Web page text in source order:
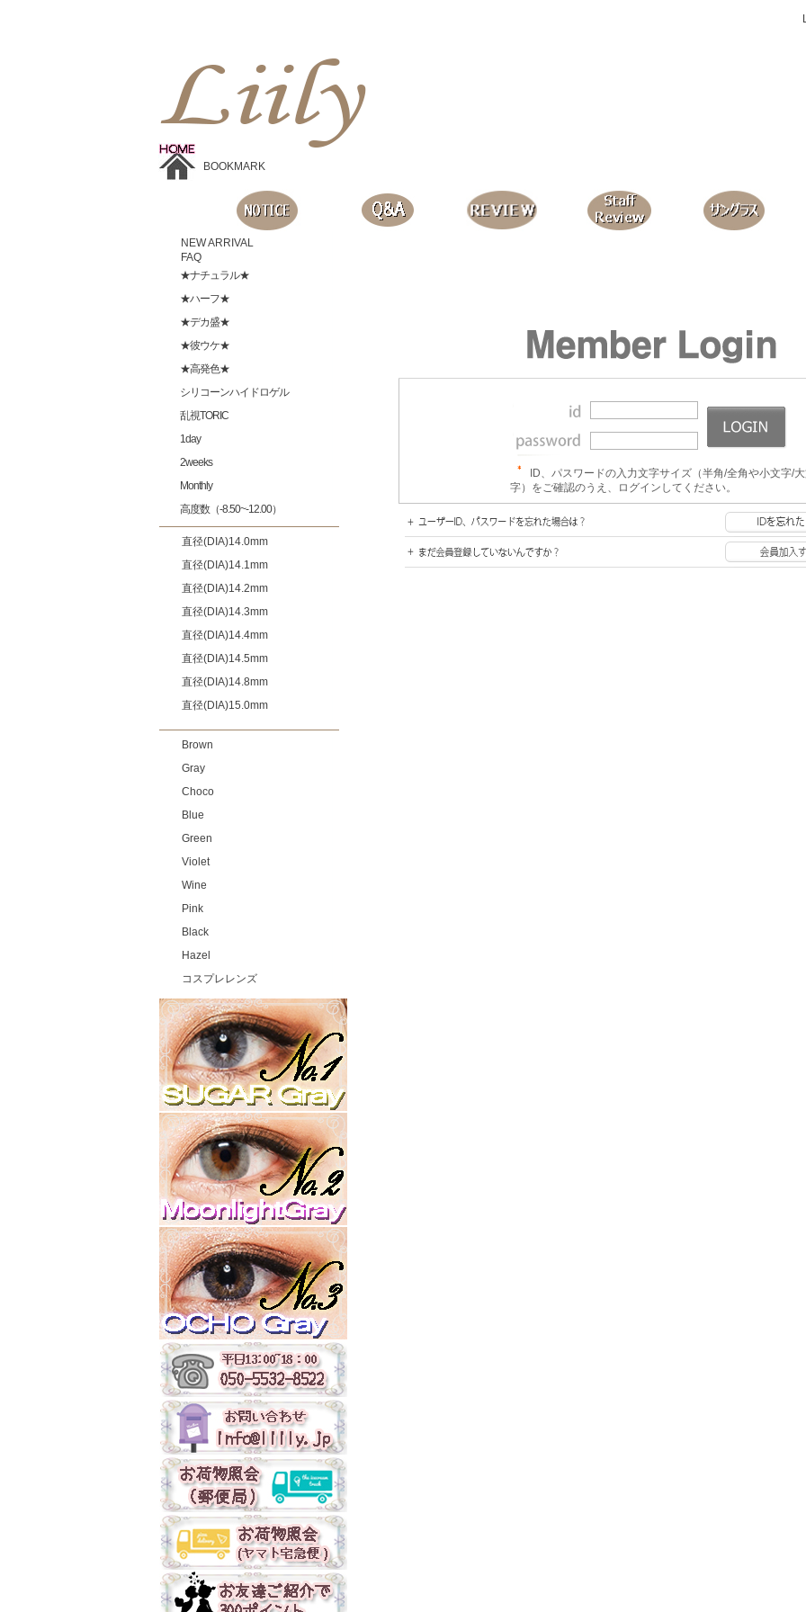
BOOKMARK
NEW ARRIVAL
FAQ
★ナチュラル★
★ハーフ★
★デカ盛★
★彼ウケ★
★高発色★
シリコーンハイドロゲル
乱視TORIC
1day
2weeks
Monthly
高度数（-8.50~-12.00）
直径(DIA)14.0mm
直径(DIA)14.1mm
直径(DIA)14.2mm
直径(DIA)14.3mm
直径(DIA)14.4mm
直径(DIA)14.5mm
直径(DIA)14.8mm
直径(DIA)15.0mm
Brown
Gray
Choco
Blue
Green
Violet
Wine
Pink
Black
Hazel
コスプレレンズ
ID、パスワードの入力文字サイズ（半角/全角や小文字/
字）をご確認のうえ、ログインしてください。